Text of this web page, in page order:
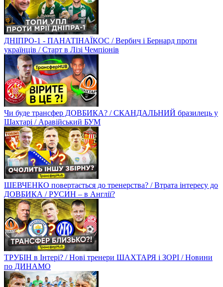
ДНІПРО-1 - ПАНАТІНАЇКОС / Вербич і Бернард проти
українців / Старт в Лізі Чемпіонів
Чи буде трансфер ДОВБИКА? / СКАНДАЛЬНИЙ бразилець у
Шахтарі / Аравійський БУМ
ШЕВЧЕНКО повертається до тренерства? / Втрата інтересу до
ДОВБИКА / РУСИН – в Англії?
ТРУБІН в Інтері? / Нові тренери ШАХТАРЯ і ЗОРІ / Новини
по ДИНАМО